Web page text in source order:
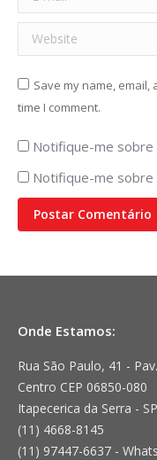
Website
Save my name,
time I comment.
Notifique-me sobre
Notifique-me sobre
Postar Comentário
Onde Estamos:
Rua São Paulo, 41 -
Centro CEP 06850-080
Itapecerica da Serra - SP
(11) 4668-8145
(11) 97447-6637 -